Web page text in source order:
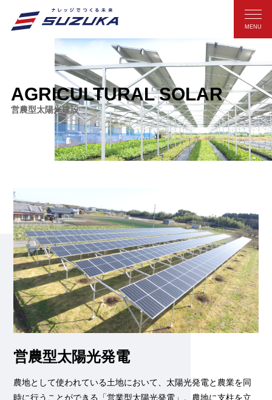
MENU
AGRICULTURAL SOLAR
営農型太陽光建設
営農型太陽光発電
農地として使われている土地において、太陽光発電と農業を同
時に行うことができる「営業型太陽光発電」。農地に支柱を立